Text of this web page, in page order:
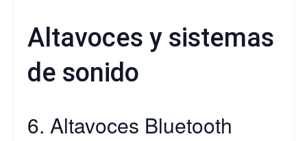
Altavoces y sistemas
de sonido
6. Altavoces Bluetooth